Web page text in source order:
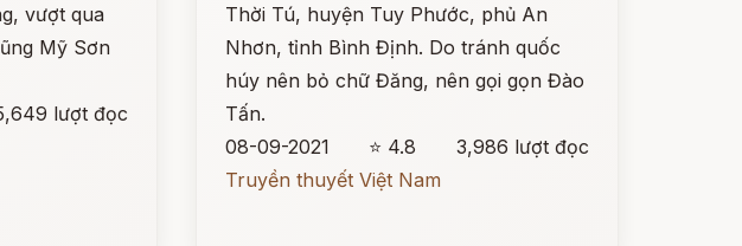
vượt qua
Mỹ Sơn
lượt đọc
Thời Tú, huyện Tuy Phước, phủ An
Nhơn, tỉnh Bình Định. Do tránh quốc
húy nên bỏ chữ Đăng, nên gọi gọn Đào
Tấn.
08-09-2021
⭐ 4.8
3,986 lượt đọc
Truyền thuyết Việt Nam